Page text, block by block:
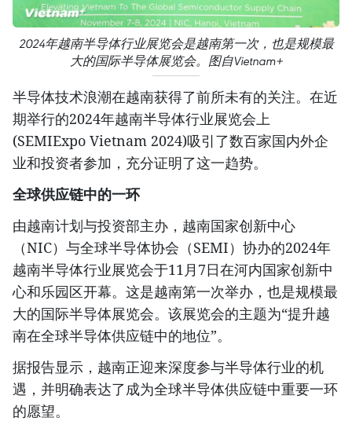
2024年越南半导体行业展览会是越南第一次，也是规模最
大的国际半导体展览会。图自Vietnam+
半导体技术浪潮在越南获得了前所未有的关注。在近
期举行的2024年越南半导体行业展览会上
(SEMIExpo Vietnam 2024)吸引了数百家国内外企
业和投资者参加，充分证明了这一趋势。
全球供应链中的一环
由越南计划与投资部主办，越南国家创新中心
（NIC）与全球半导体协会（SEMI）协办的2024年
越南半导体行业展览会于11月7日在河内国家创新中
心和乐园区开幕。这是越南第一次举办，也是规模最
大的国际半导体展览会。该展览会的主题为“提升越
南在全球半导体供应链中的地位”。
据报告显示，越南正迎来深度参与半导体行业的机
遇，并明确表达了成为全球半导体供应链中重要一环
的愿望。